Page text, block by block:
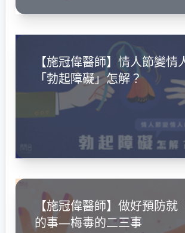
【施冠偉醫師】情人節變情
「勃起障礙」怎解？
【施冠偉醫師】做好預防就
的事—梅毒的二三事